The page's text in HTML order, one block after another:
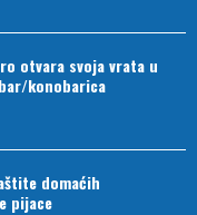
otvara svoja vrata u
konobarica
domaćih
pijace